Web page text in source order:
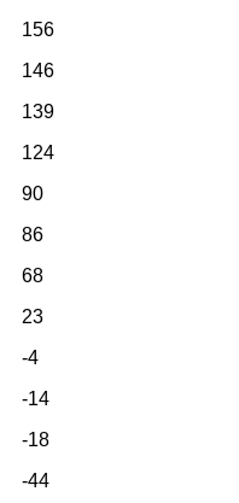
156
146
139
124
90
86
68
23
-4
-14
-18
-44